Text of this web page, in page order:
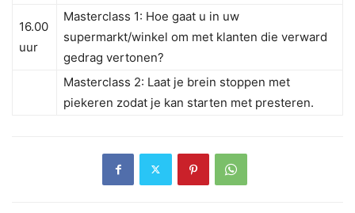
16.00
uur
Masterclass 1: Hoe gaat u in uw
supermarkt/winkel om met klanten die verward
gedrag vertonen?
Masterclass 2: Laat je brein stoppen met
piekeren zodat je kan starten met presteren.